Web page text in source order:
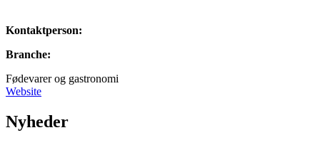
Kontaktperson:
Branche:
Fødevarer og gastronomi
Website
Nyheder